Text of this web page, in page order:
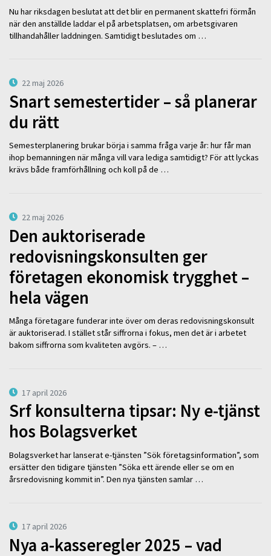
Nu har riksdagen beslutat att det blir en permanent skattefri förmån
när den anställde laddar el på arbetsplatsen, om arbetsgivaren
tillhandahåller laddningen. Samtidigt beslutades om …
22 maj 2026
Snart semestertider – så planerar
du rätt
Semesterplanering brukar börja i samma fråga varje år: hur får man
ihop bemanningen när många vill vara lediga samtidigt? För att lyckas
krävs både framförhållning och koll på de …
22 maj 2026
Den auktoriserade
redovisningskonsulten ger
företagen ekonomisk trygghet –
hela vägen
Många företagare funderar inte över om deras redovisningskonsult
är auktoriserad. I stället står siffrorna i fokus, men det är i arbetet
bakom siffrorna som kvaliteten avgörs. – …
17 april 2026
Srf konsulterna tipsar: Ny e-tjänst
hos Bolagsverket
Bolagsverket har lanserat e-tjänsten ”Sök företagsinformation”, som
ersätter den tidigare tjänsten ”Söka ett ärende eller se om en
årsredovisning kommit in”. Den nya tjänsten samlar …
17 april 2026
Nya a-kasseregler 2025 – vad